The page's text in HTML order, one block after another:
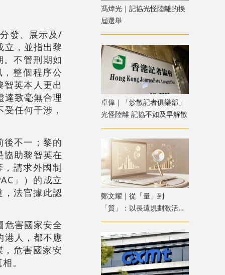
發、展示及/
立，並指出黎
不管刑期如
整個程序公
英本人更出
達致毫無合理
任何干涉，
後不一；黎的
助黎智英在
請求外國制
」）的成立
，法官據此認
危害國家安全
港人，都不應
危害國家安
。
馮煒光｜記協光怪陸離的換
屆選舉
卓偉｜「炒散記者俱樂部」
光怪陸離 記協不如及早解散
鄭文耀｜從「量」到
「質」：以長遠規劃激活香
港資產管理新動能